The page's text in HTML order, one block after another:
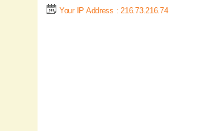
Your IP Address : 216.73.216.74